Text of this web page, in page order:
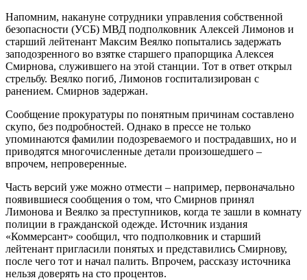
Напомним, накануне сотрудники управления собственной
безопасности (УСБ) МВД подполковник Алексей Лимонов и
старший лейтенант Максим Веялко попытались задержать
заподозренного во взятке старшего прапорщика Алексея
Смирнова, служившего на этой станции. Тот в ответ открыл
стрельбу. Веялко погиб, Лимонов госпитализирован с
ранением. Смирнов задержан.
Сообщение прокуратуры по понятным причинам составлено
скупо, без подробностей. Однако в прессе не только
упоминаются фамилии подозреваемого и пострадавших, но и
приводятся многочисленные детали произошедшего –
впрочем, непроверенные.
Часть версий уже можно отмести – например, первоначально
появившиеся сообщения о том, что Смирнов принял
Лимонова и Веялко за преступников, когда те зашли в комнату
полиции в гражданской одежде. Источник издания
«Коммерсант» сообщил, что подполковник и старший
лейтенант пригласили понятых и представились Смирнову,
после чего тот и начал палить. Впрочем, рассказу источника
нельзя доверять на сто процентов.